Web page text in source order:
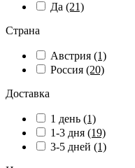
Да (21)
Страна
Австрия (1)
Россия (20)
Доставка
1 день (1)
1-3 дня (19)
3-5 дней (1)